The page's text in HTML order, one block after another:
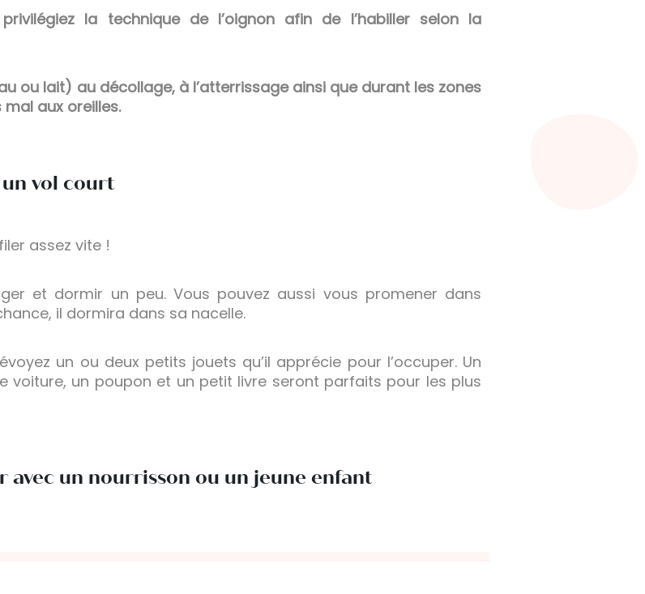
la technique de l’oignon afin de l’habiller selon la
ou lait) au décollage, à l’atterrissage ainsi que durant les zones
mal aux oreilles.
un vol court
assez vite !
et dormir un peu. Vous pouvez aussi vous promener dans
il dormira dans sa nacelle.
un ou deux petits jouets qu’il apprécie pour l’occuper. Un
voiture, un poupon et un petit livre seront parfaits pour les plus
un nourrisson ou un jeune enfant